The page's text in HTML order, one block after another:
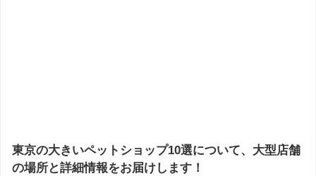
東京の大きいペットショップ10選について、大型店舗
の場所と詳細情報をお届けします！